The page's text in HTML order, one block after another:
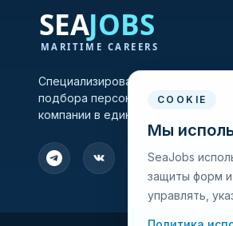
Специализированная платформа
подбора персонала,
компании в единой
COOKIE
Мы
SeaJobs
защиты форм
управлять,